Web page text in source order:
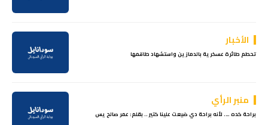
الأخبار
تحطم طائرة عسكرية بالدمازين واستشهاد طاقمها
منبر الرأي
براحة كده …. لأنه براحة دي ضيعت علينا كتير .. بقلم: عمر صالح يس